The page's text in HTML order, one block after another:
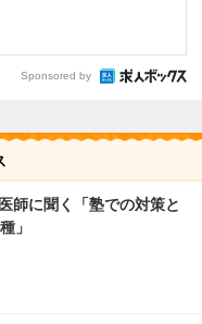
Sponsored by
師に聞く「塾での対策と
」